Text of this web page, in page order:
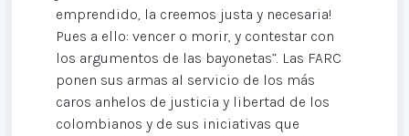
emprendido, la creemos justa y necesaria!
Pues a ello: vencer o morir, y contestar con
los argumentos de las bayonetas”. Las FARC
ponen sus armas al servicio de los más
caros anhelos de justicia y libertad de los
colombianos y de sus iniciativas que